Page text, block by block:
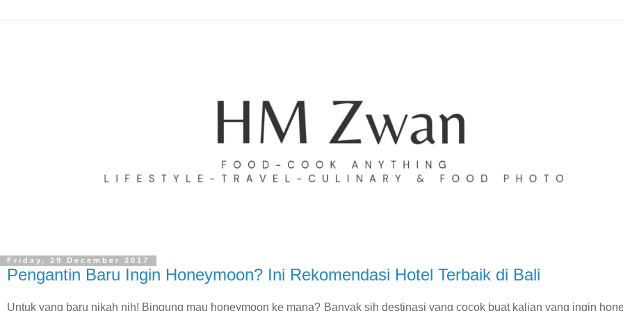
Friday, 29 December 2017
Pengantin Baru Ingin Honeymoon? Ini Rekomendasi Hotel Terbaik di Bali
Untuk yang baru nikah nih! Bingung mau honeymoon ke mana? Banyak sih destinasi yang cocok buat kalian yang ingin